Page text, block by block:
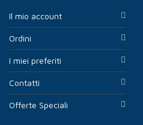
Il mio account
Ordini
I miei preferiti
Contatti
Offerte Speciali